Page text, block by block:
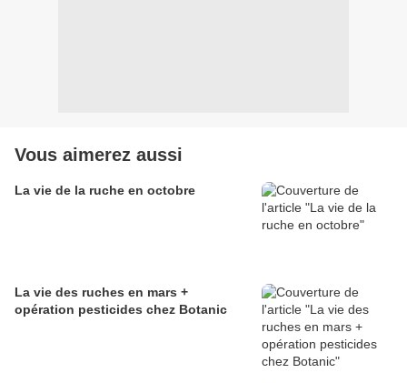
Vous aimerez aussi
La vie de la ruche en octobre
La vie des ruches en mars +
opération pesticides chez Botanic